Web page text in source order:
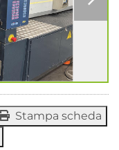
Stampa scheda